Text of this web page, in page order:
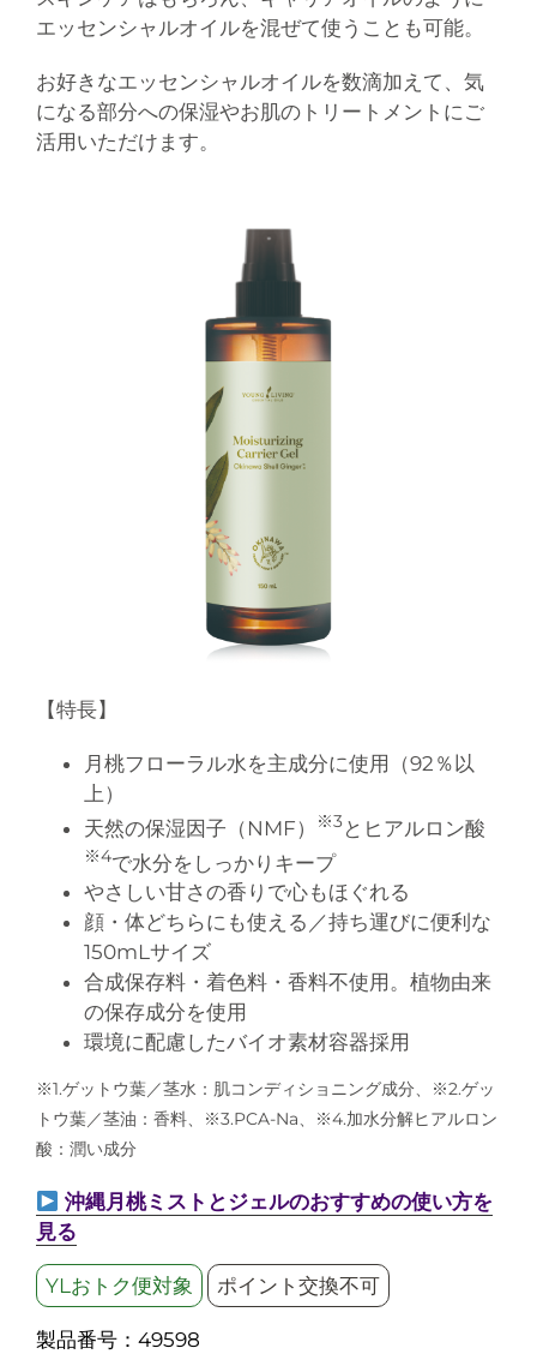
エッセンシャルオイルを混ぜて使うことも可能。
お好きなエッセンシャルオイルを数滴加えて、気
になる部分への保湿やお肌のトリートメントにご
活用いただけます。
【特長】
月桃フローラル水を主成分に使用（92％以
上）
天然の保湿因子（NMF）
※3とヒアルロン酸
※4で水分をしっかりキープ
やさしい甘さの香りで心もほぐれる
顔・体どちらにも使える／持ち運びに便利な
150mLサイズ
合成保存料・着色料・香料不使用。植物由来
の保存成分を使用
環境に配慮したバイオ素材容器採用
※1.ゲットウ葉／茎水：肌コンディショニング成分、※2.ゲッ
トウ葉／茎油：香料、※3.PCA-Na、※4.加水分解ヒアルロン
酸：潤い成分
沖縄月桃ミストとジェルのおすすめの使い方を
見る
YLおトク便対象 ポイント交換不可
製品番号：49598